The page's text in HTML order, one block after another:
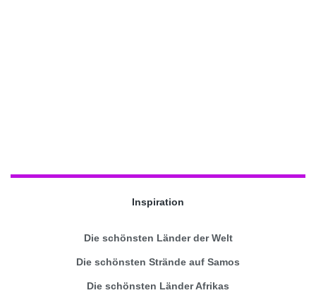
Inspiration
Die schönsten Länder der Welt
Die schönsten Strände auf Samos
Die schönsten Länder Afrikas